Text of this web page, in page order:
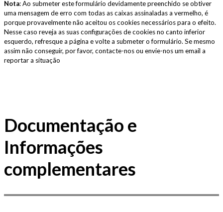
Nota: Ao submeter este formulário devidamente preenchido se obtiver
uma mensagem de erro com todas as caixas assinaladas a vermelho, é
porque provavelmente não aceitou os cookies necessários para o efeito.
Nesse caso reveja as suas configurações de cookies no canto inferior
esquerdo, refresque a página e volte a submeter o formulário. Se mesmo
assim não conseguir, por favor, contacte-nos ou envie-nos um email a
reportar a situação
Documentação e
Informações
complementares